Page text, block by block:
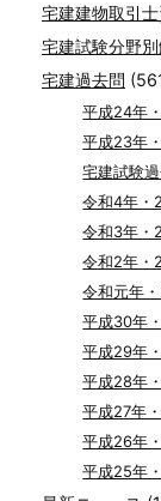
宅建建物取引
宅建試験分野別
宅建過去問
平成24年
平成23年
宅建試験
令和4年・
令和3年・
令和2年・
令和元年
平成30年
平成29年
平成28年
平成27年
平成26年
平成25年